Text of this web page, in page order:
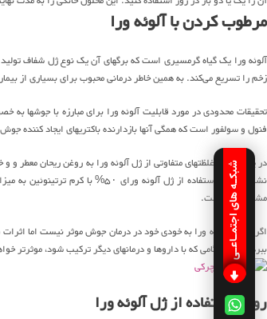
مرطوب کردن با آلوئه ورا
آلوئه ورا یک گیاه گرمسیری است که برگهای آن یک نوع ژل شفاف
زخم را تسریع می‌کند. به همین خاطر درمانی محبوب برای بسیاری از
تحقیقات محدودی در مورد قابلیت آلوئه ورا برای مبارزه با جوشها
فنول و سولفور است که همگی آنها بازدارنده باکتریهای ایجاد کننده
در یک تحقیق، غلظتهای متفاوتی از ژل آلوئه ورا به روغن ریحان
مشتق شده است.
اگر چه ژل آلوئه ورا به خودی خود در درمان جوش موثر نیست اما
ببرد اما به هنگامی که با داروها و درمانهای دیگر ترکیب شود، موثرتر
روش استفاده از ژل آلوئه ورا
شبکـه های اجتمـاعـی